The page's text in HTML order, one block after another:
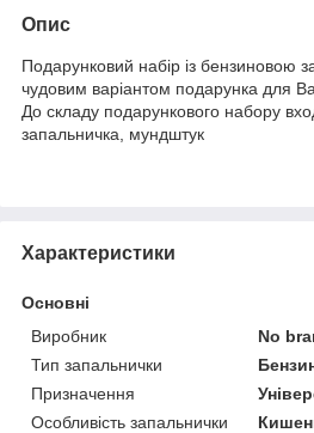
Опис
Подарунковий набір із бензиновою
чудовим варіантом подарунка для
До складу подарункового набору
запальничка, мундштук
Характеристики
Основні
Виробник
No
Тип запальнички
Призначення
Особливість запальнички